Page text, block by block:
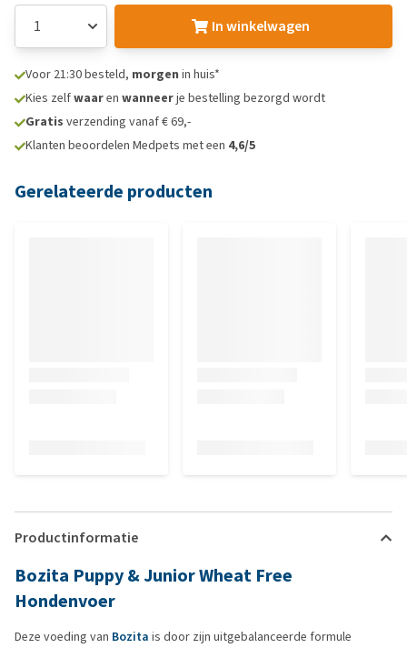
In winkelwagen
Voor 21:30 besteld, morgen in huis*
Kies zelfwaaren wanneerje bestelling bezorgd wordt
Gratis verzending vanaf € 69,-
Klanten beoordelen Medpets met een 4,6/5
Gerelateerde producten
Productinformatie
Bozita Puppy & Junior Wheat Free
Hondenvoer
Deze voeding van Bozita is door zijn uitgebalanceerde formule